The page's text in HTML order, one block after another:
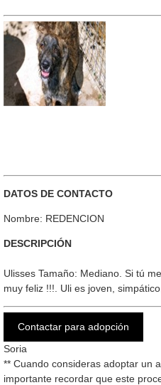
DATOS DE CONTACTO
Nombre: REDENCION
DESCRIPCIÓN
Ulisses Tamaño: Mediano. Si tú
muy feliz !!!. Uli es joven,
Contactar para adopción
Soria
** Cuando consideras adoptar un
importante recordar que este